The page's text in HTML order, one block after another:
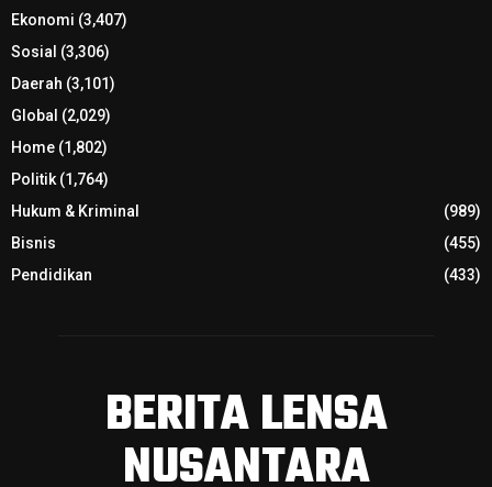
Ekonomi (3,407)
Sosial (3,306)
Daerah (3,101)
Global (2,029)
Home (1,802)
Politik(1,764)
Hukum & Kriminal
(989)
Bisnis
(455)
Pendidikan
(433)
BERITA LENSA
NUSANTARA